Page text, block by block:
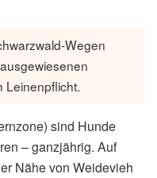
Wegen
Leinenpflicht.
sind Hunde
– ganzjährig. Auf
Nähe von Weidevieh